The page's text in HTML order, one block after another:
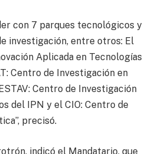
con 7 parques tecnológicos y
investigación, entre otros: El
Aplicada en Tecnologías
Centro de Investigación en
Centro de Investigación
del IPN y el CIO: Centro de
precisó.
indicó el Mandatario, que